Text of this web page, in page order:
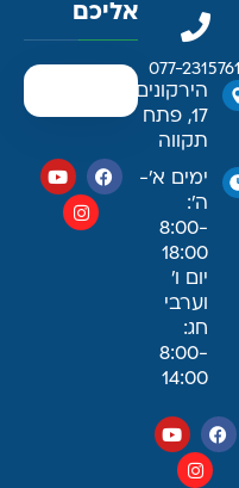
077-2315761
הירקונים
17, פתח
תקווה
ימים א׳-
ה׳:
8:00-
18:00
יום ו׳
וערבי
חג:
8:00-
14:00
אליכם